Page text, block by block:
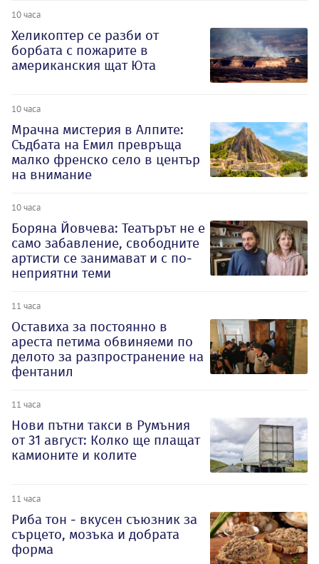
10 часа
Хеликоптер се разби от
борбата с пожарите в
американския щат Юта
10 часа
Мрачна мистерия в Алпите:
Съдбата на Емил превръща
малко френско село в център
на внимание
10 часа
Боряна Йовчева: Театърът не е
само забавление, свободните
артисти се занимават и с по-
неприятни теми
11 часа
Оставиха за постоянно в
ареста петима обвиняеми по
делото за разпространение на
фентанил
11 часа
Нови пътни такси в Румъния
от 31 август: Колко ще плащат
камионите и колите
11 часа
Риба тон - вкусен съюзник за
сърцето, мозъка и добрата
форма